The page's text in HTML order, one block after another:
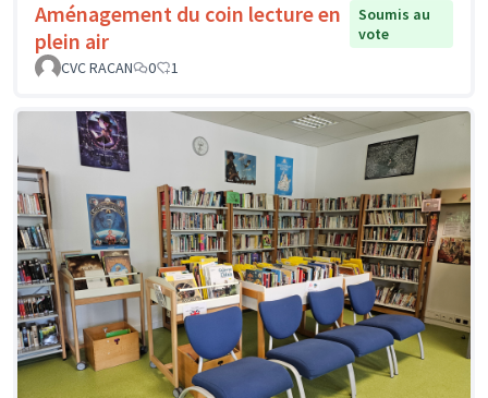
Aménagement du coin lecture en
plein air
Soumis au
vote
CVC RACAN
0 1